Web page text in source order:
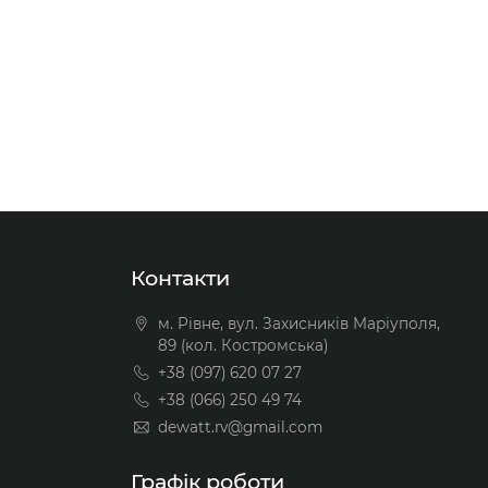
1NO+1NC 1NO+1NC
Контакти
м. Рівне, вул. Захисників Маріуполя,
89 (кол. Костромська)
+38 (097) 620 07 27
+38 (066) 250 49 74
dewatt.rv@gmail.com
Графік роботи